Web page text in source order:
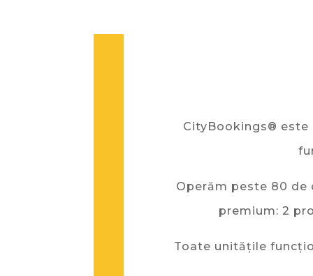
CityBookings® este
Operăm peste 80
premium: 2
Toate unitățile